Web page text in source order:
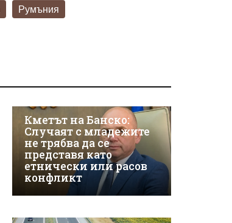
Румъния
Кметът на Банско:
Случаят с младежите
не трябва да се
представя като
етнически или расов
конфликт